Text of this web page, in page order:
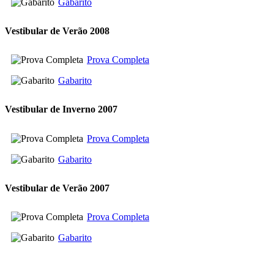
Vestibular de Verão 2008
Prova Completa
Gabarito
Vestibular de Inverno 2007
Prova Completa
Gabarito
Vestibular de Verão 2007
Prova Completa
Gabarito